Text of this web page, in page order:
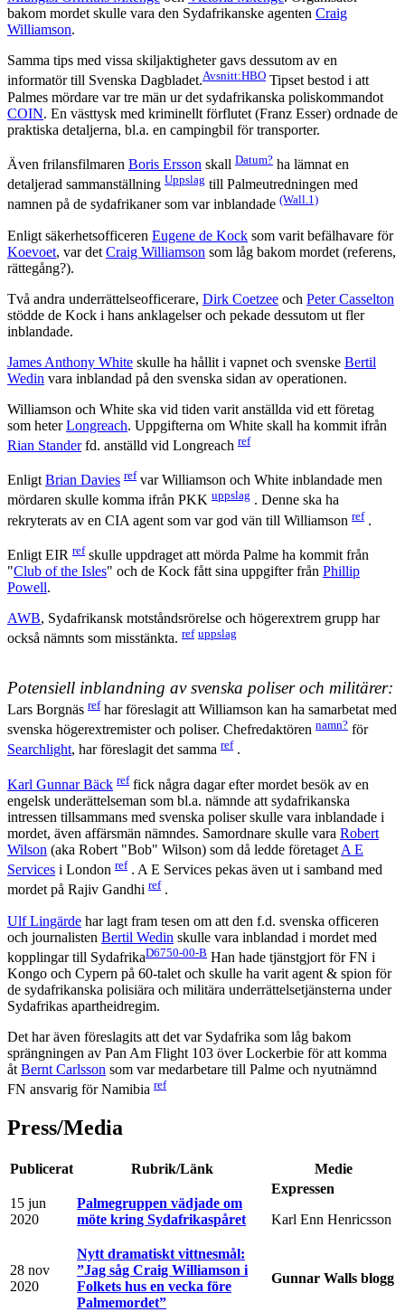
bakom mordet skulle vara den Sydafrikanske agenten Craig
Williamson.
Samma tips med vissa skiljaktigheter gavs dessutom av en
informatör till Svenska Dagbladet.Avsnitt:HBO Tipset bestod i att
Palmes mördare var tre män ur det sydafrikanska poliskommandot
COIN. En västtysk med kriminellt förflutet (Franz Esser) ordnade de
praktiska detaljerna, bl.a. en campingbil för transporter.
Även frilansfilmaren Boris Ersson skall Datum? ha lämnat en
detaljerad sammanställning Uppslag till Palmeutredningen med
namnen på de sydafrikaner som var inblandade (Wall.1)
Enligt säkerhetsofficeren Eugene de Kock som varit befälhavare för
Koevoet, var det Craig Williamson som låg bakom mordet (referens,
rättegång?).
Två andra underrättelseofficerare, Dirk Coetzee och Peter Casselton
stödde de Kock i hans anklagelser och pekade dessutom ut fler
inblandade.
James Anthony White skulle ha hållit i vapnet och svenske Bertil
Wedin vara inblandad på den svenska sidan av operationen.
Williamson och White ska vid tiden varit anställda vid ett företag
som heterLongreach. Uppgifterna om White skall ha kommit ifrån
Rian Standerfd. anställd vid Longreach ref
Enligt Brian Davies ref var Williamson och White inblandade men
mördaren skulle komma ifrån PKK uppslag . Denne ska ha
rekryterats av en CIA agent som var god vän till Williamson ref .
Enligt EIR ref skulle uppdraget att mörda Palme ha kommit från
"Club of the Isles" och de Kock fått sina uppgifter från Phillip
Powell.
AWB, Sydafrikansk motståndsrörelse och högerextrem grupp har
också nämnts som misstänkta. ref uppslag
Potensiell inblandning av svenska poliser och militärer:
Lars Borgnäs ref har föreslagit att Williamson kan ha samarbetat med
svenska högerextremister och poliser. Chefredaktören namn? för
Searchlight, har föreslagit det samma ref .
Karl Gunnar Bäck ref fick några dagar efter mordet besök av en
engelsk underättelseman som bl.a. nämnde att sydafrikanska
intressen tillsammans med svenska poliser skulle vara inblandade i
mordet, även affärsmän nämndes. Samordnare skulle vara Robert
Wilson (aka Robert "Bob" Wilson) som då ledde företaget A E
Services i London ref . A E Services pekas även ut i samband med
mordet på Rajiv Gandhi ref .
Ulf Lingärde har lagt fram tesen om att den f.d. svenska officeren
och journalisten Bertil Wedin skulle vara inblandad i mordet med
kopplingar till SydafrikaD6750-00-B Han hade tjänstgjort för FN i
Kongo och Cypern på 60-talet och skulle ha varit agent & spion för
de sydafrikanska polisiära och militära underrättelsetjänsterna under
Sydafrikas apartheidregim.
Det har även föreslagits att det var Sydafrika som låg bakom
sprängningen av Pan Am Flight 103 över Lockerbie för att komma
åt Bernt Carlsson som var medarbetare till Palme och nyutnämnd
FN ansvarig för Namibia ref
Press/Media
Publicerat Rubrik/Länk Medie
15 jun
2020
Palmegruppen vädjade om
möte kring Sydafrikaspåret
Expressen
Karl Enn Henricsson
28 nov
2020
Nytt dramatiskt vittnesmål:
”Jag såg Craig Williamson i
Folkets hus en vecka före
Palmemordet”
Gunnar Walls blogg